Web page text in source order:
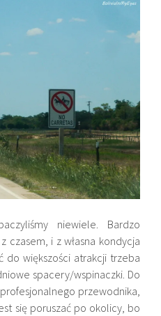
niewiele. Bardzo
czasem, i z własna kondycja
większości atrakcji trzeba
spacery/wspinaczki. Do
przewodnika,
się poruszać po okolicy, bo